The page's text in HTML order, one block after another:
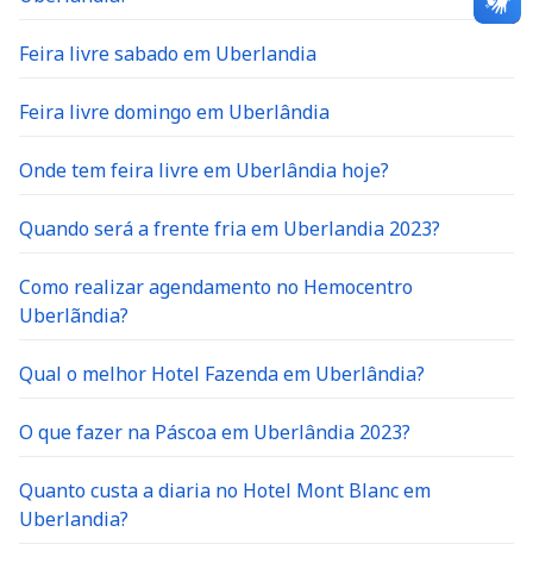
Feira livre sabado em Uberlandia
Feira livre domingo em Uberlândia
Onde tem feira livre em Uberlândia hoje?
Quando será a frente fria em Uberlandia 2023?
Como realizar agendamento no Hemocentro
Uberlãndia?
Qual o melhor Hotel Fazenda em Uberlândia?
O que fazer na Páscoa em Uberlândia 2023?
Quanto custa a diaria no Hotel Mont Blanc em
Uberlandia?